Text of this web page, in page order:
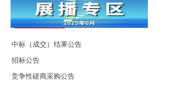
便民资讯
中标（成交）结果公告
招标公告
竞争性磋商采购公告